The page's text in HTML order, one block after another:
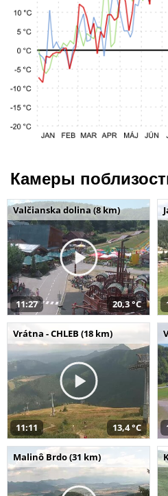
Камеры
Valčianska dolina (8 km)
11:27 20,3 °C
Vrátna - CHLEB (18 km)
11:11 13,4 °C
Malinô Brdo (31 km)